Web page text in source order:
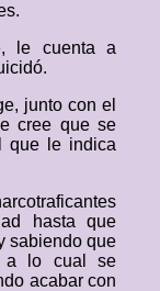
le cuenta a
junto con el
cree que se
que le indica
hasta que
sabiendo que
a lo cual se
acabar con